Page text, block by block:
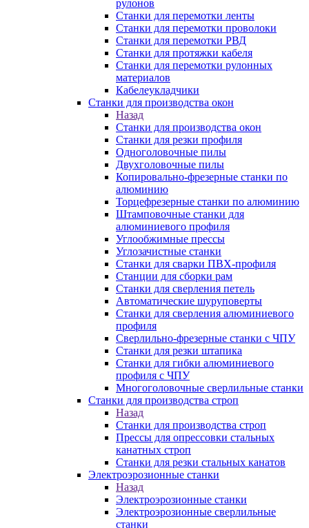
рулонов
Станки для перемотки ленты
Станки для перемотки проволоки
Станки для перемотки РВД
Станки для протяжки кабеля
Станки для перемотки рулонных
материалов
Кабелеукладчики
Станки для производства окон
Назад
Станки для производства окон
Станки для резки профиля
Одноголовочные пилы
Двухголовочные пилы
Копировально-фрезерные станки по
алюминию
Торцефрезерные станки по алюминию
Штамповочные станки для
алюминиевого профиля
Углообжимные прессы
Углозачистные станки
Станки для сварки ПВХ-профиля
Станции для сборки рам
Станки для сверления петель
Автоматические шуруповерты
Станки для сверления алюминиевого
профиля
Сверлильно-фрезерные станки с ЧПУ
Станки для резки штапика
Станки для гибки алюминиевого
профиля с ЧПУ
Многоголовочные сверлильные станки
Станки для производства строп
Назад
Станки для производства строп
Прессы для опрессовки стальных
канатных строп
Станки для резки стальных канатов
Электроэрозионные станки
Назад
Электроэрозионные станки
Электроэрозионные сверлильные
станки